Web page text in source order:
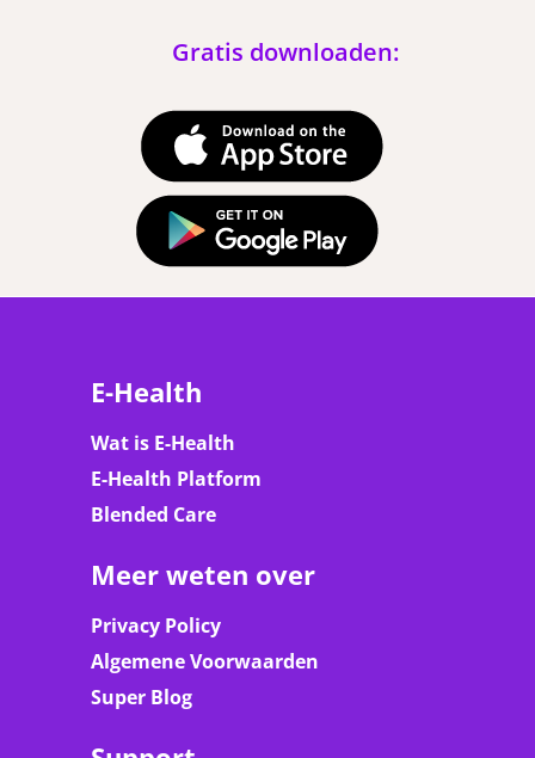
Gratis downloaden:
E-Health
Wat is E-Health
E-Health Platform
Blended Care
Meer weten over
Privacy Policy
Algemene Voorwaarden
Super Blog